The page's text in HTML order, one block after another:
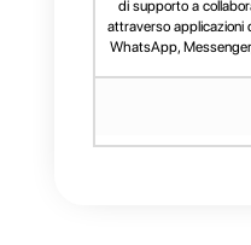
infatti è